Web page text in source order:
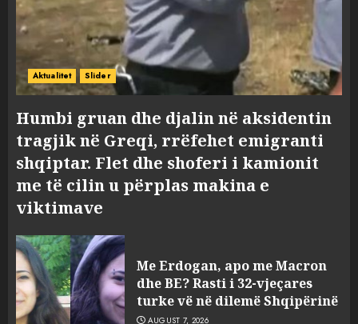
Aktualitet Slider
Humbi gruan dhe djalin në aksidentin
tragjik në Greqi, rrëfehet emigranti
shqiptar. Flet dhe shoferi i kamionit
me të cilin u përplas makina e
viktimave
Me Erdogan, apo me Macron
dhe BE? Rasti i 32-vjeçares
turke vë në dilemë Shqipërinë
AUGUST 7, 2026